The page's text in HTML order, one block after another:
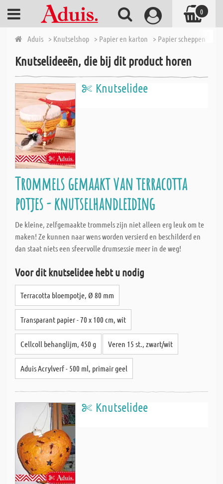
Aduis > Knutselshop > Papier en karton > Papier scheppen
Knutselideeën, die bij dit product horen
Knutselidee
Trommels gemaakt van terracotta
potjes - knutselhandleiding
De kleine, zelfgemaakte trommels zijn niet alleen erg leuk om te
maken! Ze kunnen naar wens worden versierd en beschilderd en
dan staat niets een sfeervolle drumsessie meer in de weg!
Voor dit knutselidee hebt u nodig
Terracotta bloempotje, Ø 80 mm
Transparant papier - 70 x 100 cm, wit
Cellcoll behanglijm, 450 g Veren 15 st., zwart/wit
Aduis Acrylverf - 500 ml, primair geel
Knutselidee
0